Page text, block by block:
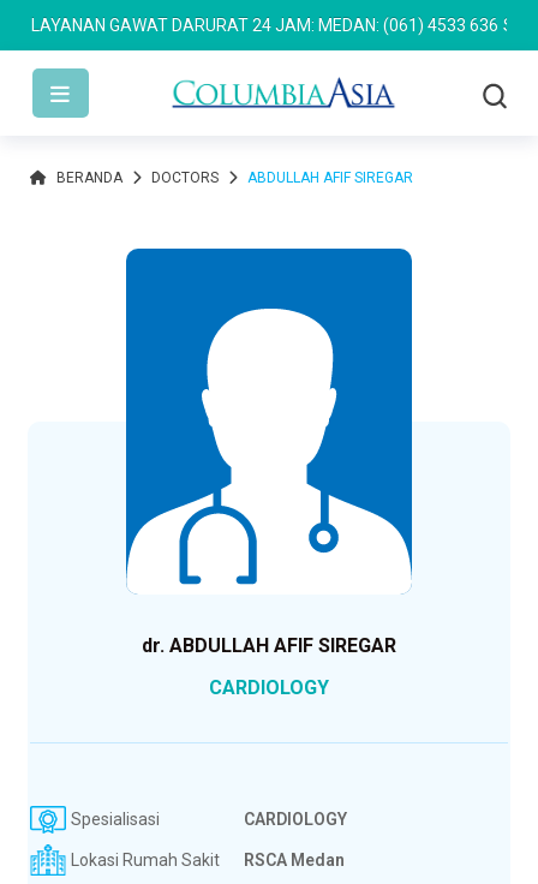
LAYANAN GAWAT DARURAT 24 JAM: MEDAN: (061) 4533 636
BERANDA DOCTORS ABDULLAH AFIF SIREGAR
dr. ABDULLAH AFIF SIREGAR
CARDIOLOGY
Spesialisasi CARDIOLOGY
Lokasi Rumah Sakit RSCA Medan